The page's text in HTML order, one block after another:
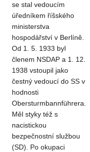
se stal vedoucím
úředníkem říšského
ministerstva
hospodářství v Berlíně.
Od 1. 5. 1933 byl
členem NSDAP a 1. 12.
1938 vstoupil jako
čestný vedoucí do SS v
hodnosti
Obersturmbannführera.
Měl styky též s
nacistickou
bezpečnostní službou
(SD). Po okupaci